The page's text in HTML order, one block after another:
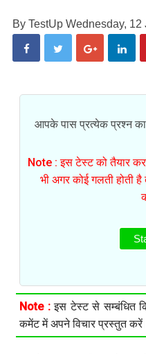
By TestUp Wednesday, 12
आपके पास प्रत्येक प्रश्न
Note : इस टेस्ट को तैयार
भी अगर कोई गलती होती
Note :इस टेस्ट से सम्बंधित
कमेंट में अपने विचार प्रस्तुत